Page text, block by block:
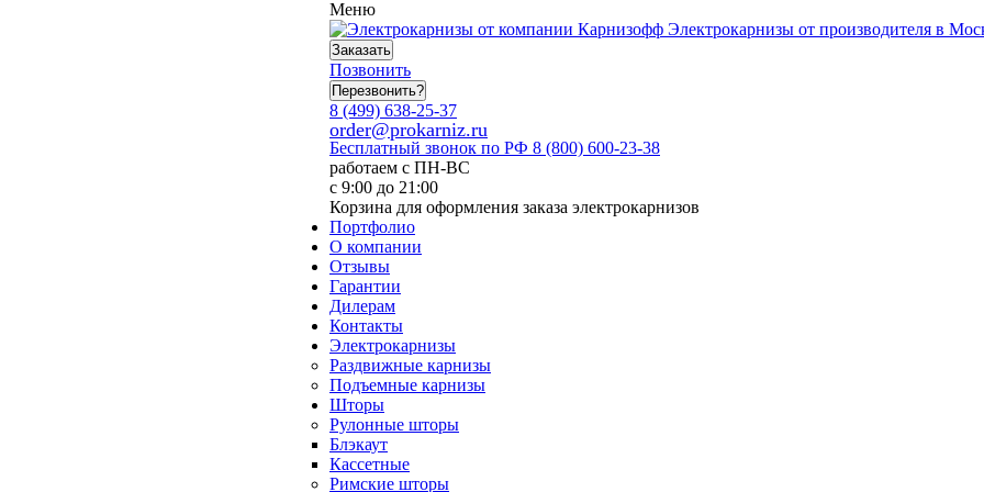
Меню
Электрокарнизы от производителя в
Заказать
Позвонить
Перезвонить?
8 (499) 638-25-37
order@prokarniz.ru
Бесплатный звонок по РФ 8 (800) 600-23-38
работаем с ПН-ВС
с 9:00 до 21:00
Корзина для оформления заказа электрокарнизов
Портфолио
О компании
Отзывы
Гарантии
Дилерам
Контакты
Электрокарнизы
Раздвижные карнизы
Подъемные карнизы
Шторы
Рулонные шторы
Блэкаут
Кассетные
Римские шторы